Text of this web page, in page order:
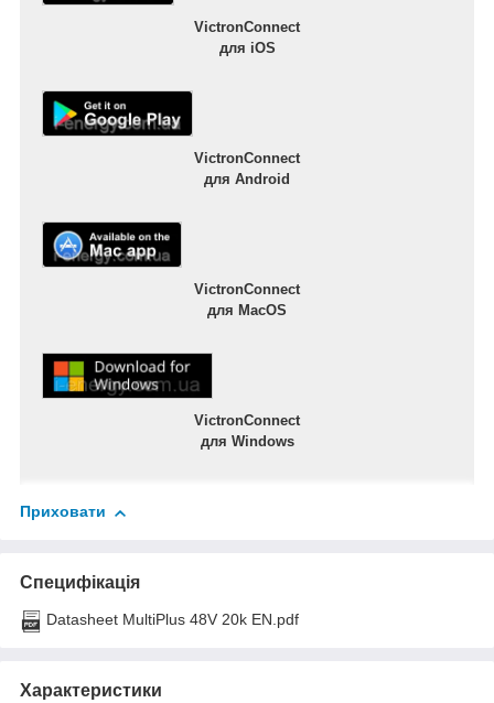
VictronConnect
для iOS
VictronConnect
для Android
VictronConnect
для MacOS
VictronConnect
для Windows
Приховати
Специфікація
Datasheet MultiPlus 48V 20k EN.pdf
Характеристики